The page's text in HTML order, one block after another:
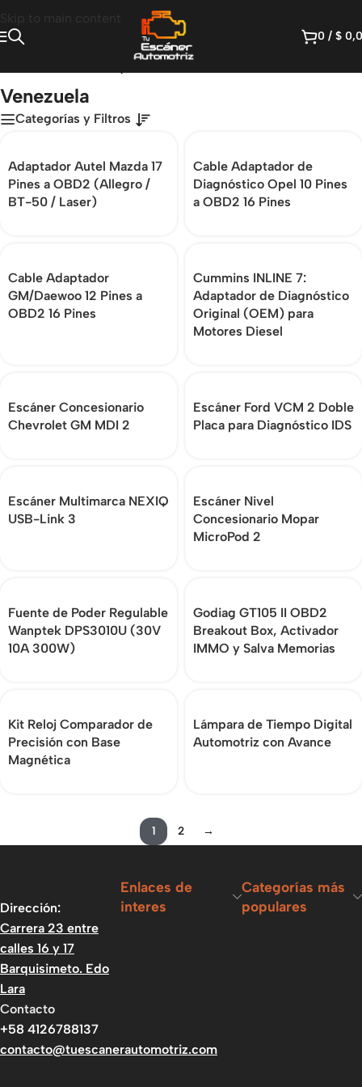
Skip to main content
0 / $
Venezuela
Categorías y Filtros
Adaptador Autel Mazda 17
Pines a OBD2 (Allegro /
BT-50 / Laser)
Cable Adaptador de
Diagnóstico Opel 10 Pines
a OBD2 16 Pines
Cable Adaptador
GM/Daewoo 12 Pines a
OBD2 16 Pines
Cummins INLINE 7:
Adaptador de Diagnóstico
Original (OEM) para
Motores Diesel
Escáner Concesionario
Chevrolet GM MDI 2
Escáner Ford VCM 2 Doble
Placa para Diagnóstico IDS
Escáner Multimarca NEXIQ
USB-Link 3
Escáner Nivel
Concesionario Mopar
MicroPod 2
Fuente de Poder Regulable
Wanptek DPS3010U (30V
10A 300W)
Godiag GT105 II OBD2
Breakout Box, Activador
IMMO y Salva Memorias
Kit Reloj Comparador de
Precisión con Base
Magnética
Lámpara de Tiempo Digital
Automotriz con Avance
1 2 →
Dirección:
Carrera 23 entre
calles 16 y 17
Barquisimeto. Edo
Lara
Contacto
+58 4126788137
contacto@tuescanerautomotriz.com
Enlaces de
interes
Categorías más
populares